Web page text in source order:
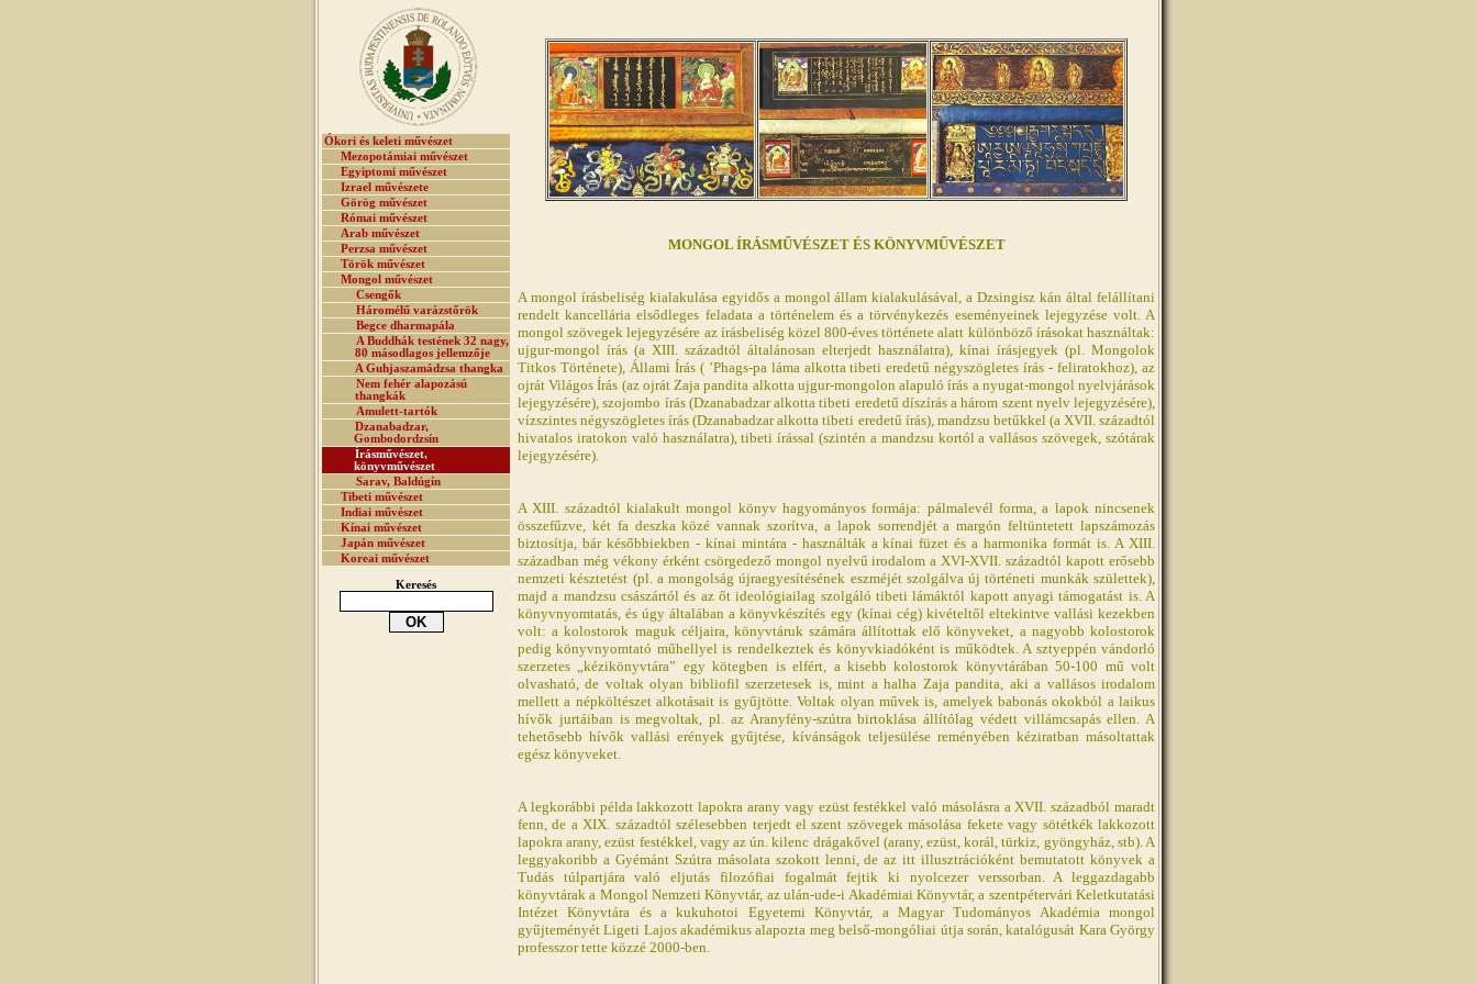
Ókori és keleti művészet
Mezopotámiai művészet
Egyiptomi művészet
Izrael művészete
Görög művészet
Római művészet
Arab művészet
Perzsa művészet
Török művészet
Mongol művészet
Csengők
Háromélű varázstőrök
Begce dharmapála
A Buddhák testének 32 nagy,
80 másodlagos jellemzője
A Guhjaszamádzsa thangka
Nem fehér alapozású
thangkák
Amulett-tartók
Dzanabadzar,
Gombodordzsín
Írásművészet,
könyvművészet
Sarav, Baldúgín
Tibeti művészet
Indiai művészet
Kínai művészet
Japán művészet
Koreai művészet
Keresés
MONGOL ÍRÁSMŰVÉSZET ÉS KÖNYVMŰVÉSZET
A mongol írásbeliség kialakulása egyidős a mongol állam kialakulásával, a Dzsingisz kán által felállítani
rendelt kancellária elsődleges feladata a történelem és a törvénykezés eseményeinek lejegyzése volt. A
mongol szövegek lejegyzésére az írásbeliség közel 800-éves története alatt különböző írásokat használtak:
ujgur-mongol írás (a XIII. századtól általánosan elterjedt használatra), kínai írásjegyek (pl. Mongolok
Titkos Története), Állami Írás ( ’Phags-pa láma alkotta tibeti eredetű négyszögletes írás - feliratokhoz), az
ojrát Világos Írás (az ojrát Zaja pandita alkotta ujgur-mongolon alapuló írás a nyugat-mongol nyelvjárások
lejegyzésére), szojombo írás (Dzanabadzar alkotta tibeti eredetű díszírás a három szent nyelv lejegyzésére),
vízszintes négyszögletes írás (Dzanabadzar alkotta tibeti eredetű írás), mandzsu betűkkel (a XVII. századtól
hivatalos iratokon való használatra), tibeti írással (szintén a mandzsu kortól a vallásos szövegek, szótárak
lejegyzésére).
A XIII. századtól kialakult mongol könyv hagyományos formája: pálmalevél forma, a lapok nincsenek
összefűzve, két fa deszka közé vannak szorítva, a lapok sorrendjét a margón feltüntetett lapszámozás
biztosítja, bár későbbiekben - kínai mintára - használták a kínai füzet és a harmonika formát is. A XIII.
században még vékony érként csörgedező mongol nyelvű irodalom a XVI-XVII. századtól kapott erősebb
nemzeti késztetést (pl. a mongolság újraegyesítésének eszméjét szolgálva új történeti munkák születtek),
majd a mandzsu császártól és az őt ideológiailag szolgáló tibeti lámáktól kapott anyagi támogatást is. A
könyvnyomtatás, és úgy általában a könyvkészítés egy (kínai cég) kivételtől eltekintve vallási kezekben
volt: a kolostorok maguk céljaira, könyvtáruk számára állítottak elő könyveket, a nagyobb kolostorok
pedig könyvnyomtató műhellyel is rendelkeztek és könyvkiadóként is működtek. A sztyeppén vándorló
szerzetes „kézikönyvtára” egy kötegben is elfért, a kisebb kolostorok könyvtárában 50-100 mű volt
olvasható, de voltak olyan bibliofil szerzetesek is, mint a halha Zaja pandita, aki a vallásos irodalom
mellett a népköltészet alkotásait is gyűjtötte. Voltak olyan művek is, amelyek babonás okokból a laikus
hívők jurtáiban is megvoltak, pl. az Aranyfény-szútra birtoklása állítólag védett villámcsapás ellen. A
tehetősebb hívők vallási erények gyűjtése, kívánságok teljesülése reményében kéziratban másoltattak
egész könyveket.
A legkorábbi példa lakkozott lapokra arany vagy ezüst festékkel való másolásra a XVII. századból maradt
fenn, de a XIX. századtól szélesebben terjedt el szent szövegek másolása fekete vagy sötétkék lakkozott
lapokra arany, ezüst festékkel, vagy az ún. kilenc drágakővel (arany, ezüst, korál, türkiz, gyöngyház, stb). A
leggyakoribb a Gyémánt Szútra másolata szokott lenni, de az itt illusztrációként bemutatott könyvek a
Tudás túlpartjára való eljutás filozófiai fogalmát fejtik ki nyolcezer verssorban. A leggazdagabb
könyvtárak a Mongol Nemzeti Könyvtár, az ulán-ude-i Akadémiai Könyvtár, a szentpétervári Keletkutatási
Intézet Könyvtára és a kukuhotoi Egyetemi Könyvtár, a Magyar Tudományos Akadémia mongol
gyűjteményét Ligeti Lajos akadémikus alapozta meg belső-mongóliai útja során, katalógusát Kara György
professzor tette közzé 2000-ben.